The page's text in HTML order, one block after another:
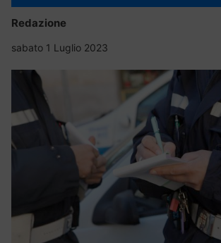
Redazione
sabato 1 Luglio 2023